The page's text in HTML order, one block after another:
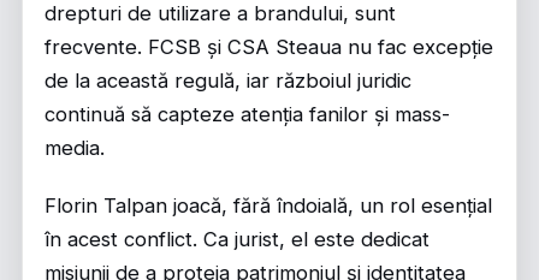
drepturi de utilizare a brandului, sunt
frecvente. FCSB și CSA Steaua nu fac excepție
de la această regulă, iar războiul juridic
continuă să capteze atenția fanilor și mass-
media.
Florin Talpan joacă, fără îndoială, un rol esențial
în acest conflict. Ca jurist, el este dedicat
misiunii de a proteja patrimoniul și identitatea